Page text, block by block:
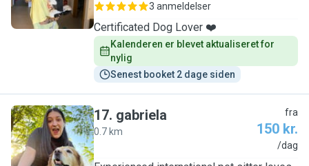
3 anmeldelser
Certificated Dog Lover ❤️
Kalenderen er blevet aktualiseret for
nylig
Senest booket 2 dage siden
G
17. gabriela
0.7 km
fra
150 kr.
/dag